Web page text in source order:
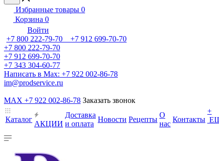
Избранные товары 0
Корзина 0
Войти
+7 800 222-79-70 +7 912 699-70-70
+7 800 222-79-70
+7 912 699-70-70
+7 343 304-60-77
Написать в Max: +7 922 002-86-78
im@prodservice.ru
MAX +7 922 002-86-78 Заказать звонок
Каталог
АКЦИИ
Доставка
и оплата
Новости Рецепты
О
нас
Контакты
+